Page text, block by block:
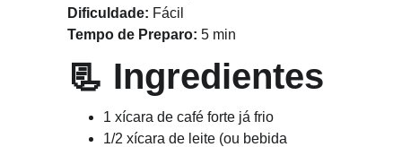
Dificuldade: Fácil
Tempo de Preparo: 5 min
📃 Ingredientes
1 xícara de café forte já frio
1/2 xícara de leite (ou bebida